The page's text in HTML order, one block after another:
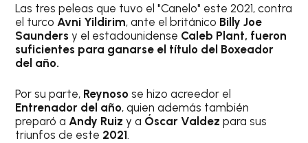
Las tres peleas que tuvo el "Canelo" este 2021, contra
el turco Avni Yildirim, ante el británico Billy Joe
Saunders y el estadounidense Caleb Plant, fueron
suficientes para ganarse el título del Boxeador
del año.
Por su parte, Reynoso se hizo acreedor el
Entrenador del año, quien además también
preparó aAndy Ruiz y a Óscar Valdez para sus
triunfos de este 2021.